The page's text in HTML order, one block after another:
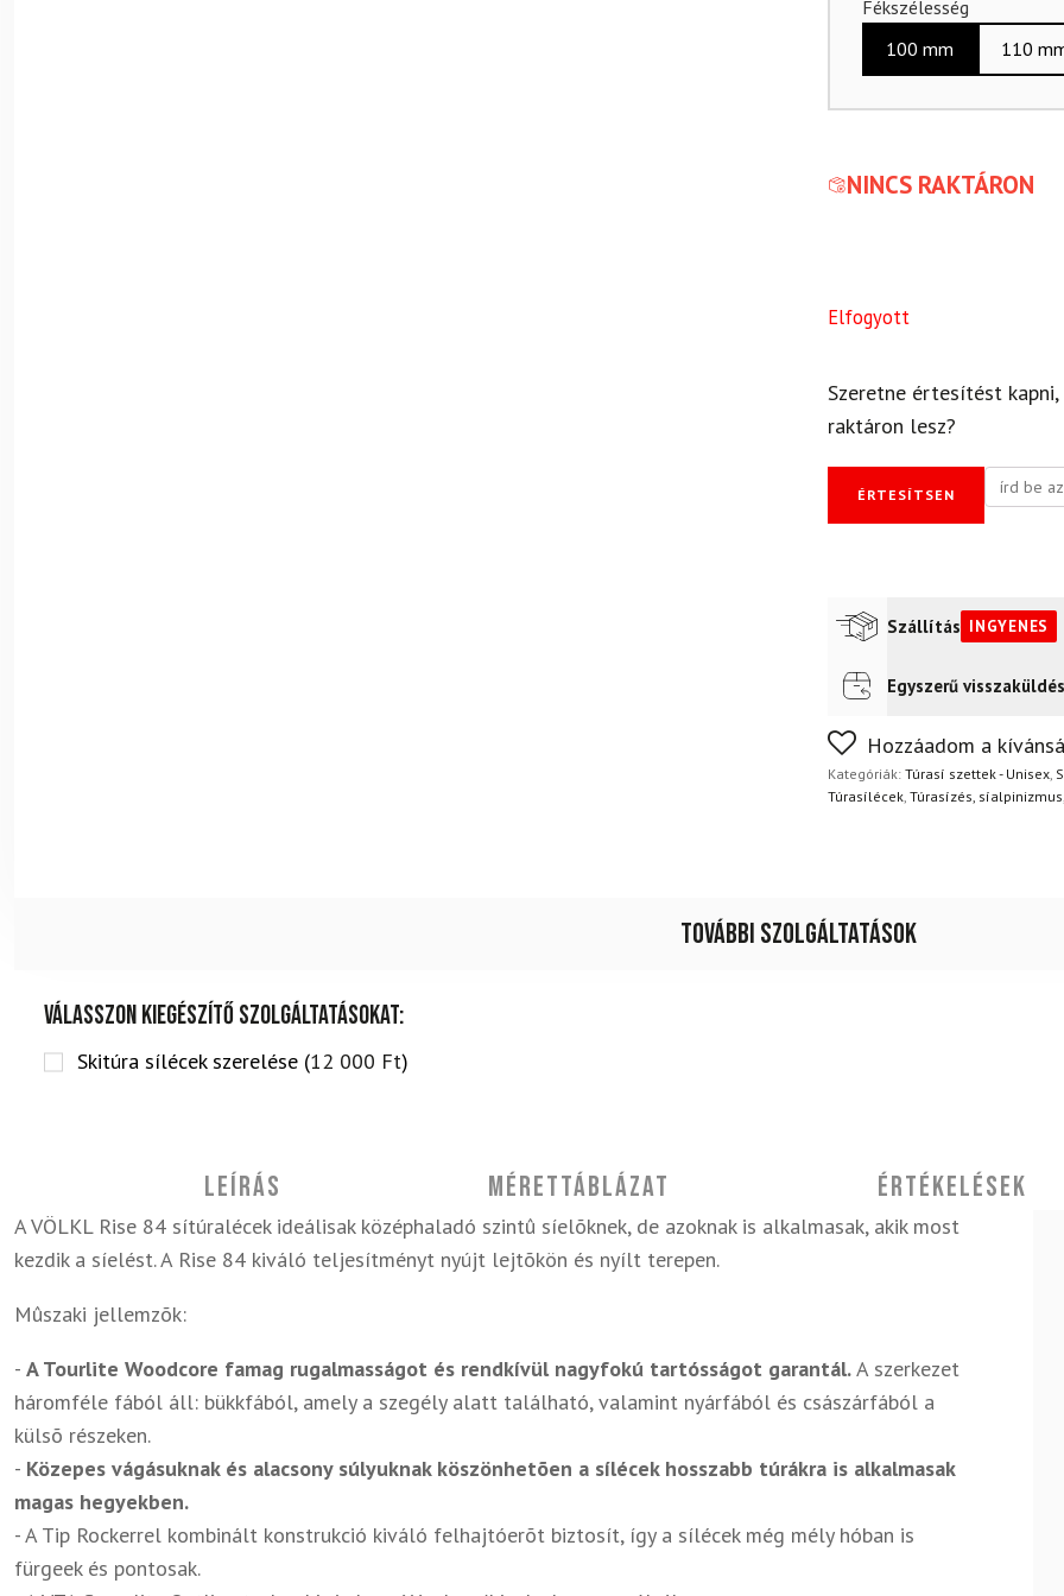
Fékszélesség
100 mm
110
NINCS RAKTÁRON
Elfogyott
Szeretne értesítést
raktáron lesz?
ÉRTESÍTSEN
Szállítás INGYENES
Futár a címreIngyenes
Egyszerű
Nem biztos a
napon belül, indoklás
Hozzáadom a
Kategóriák: Túrasí szettek - Unisex,
Túrasílécek, Túrasízés, síalpinizmus
További szolgáltatások
Válasszon kiegészítő szolgáltatásokat:
Skitúra sílécek szerelése (12 000 Ft)
Leírás Mérettáblázat Értékelések
A VÖLKL Rise 84 sítúralécek ideálisak középhaladó szintû síelõknek, de azoknak is alkalmasak, akik most
kezdik a síelést. A Rise 84 kiváló teljesítményt nyújt lejtõkön és nyílt terepen.
Mûszaki jellemzõk:
- A Tourlite Woodcore famag rugalmasságot és rendkívül nagyfokú tartósságot garantál.A szerkezet
háromféle fából áll: bükkfából, amely a szegély alatt található, valamint nyárfából és császárfából a
külsõ részeken.
- Közepes vágásuknak és alacsony súlyuknak köszönhetõen a sílécek hosszabb túrákra is alkalmasak
magas hegyekben.
- A Tip Rockerrel kombinált konstrukció kiváló felhajtóerõt biztosít, így a sílécek még mély hóban is
fürgeek és pontosak.